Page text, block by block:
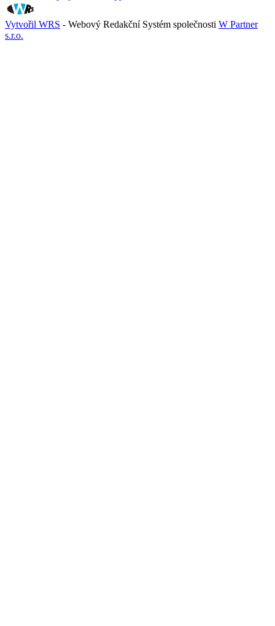
Vytvořil WRS - Webový Redakční Systém společnosti W Partner
s.r.o.